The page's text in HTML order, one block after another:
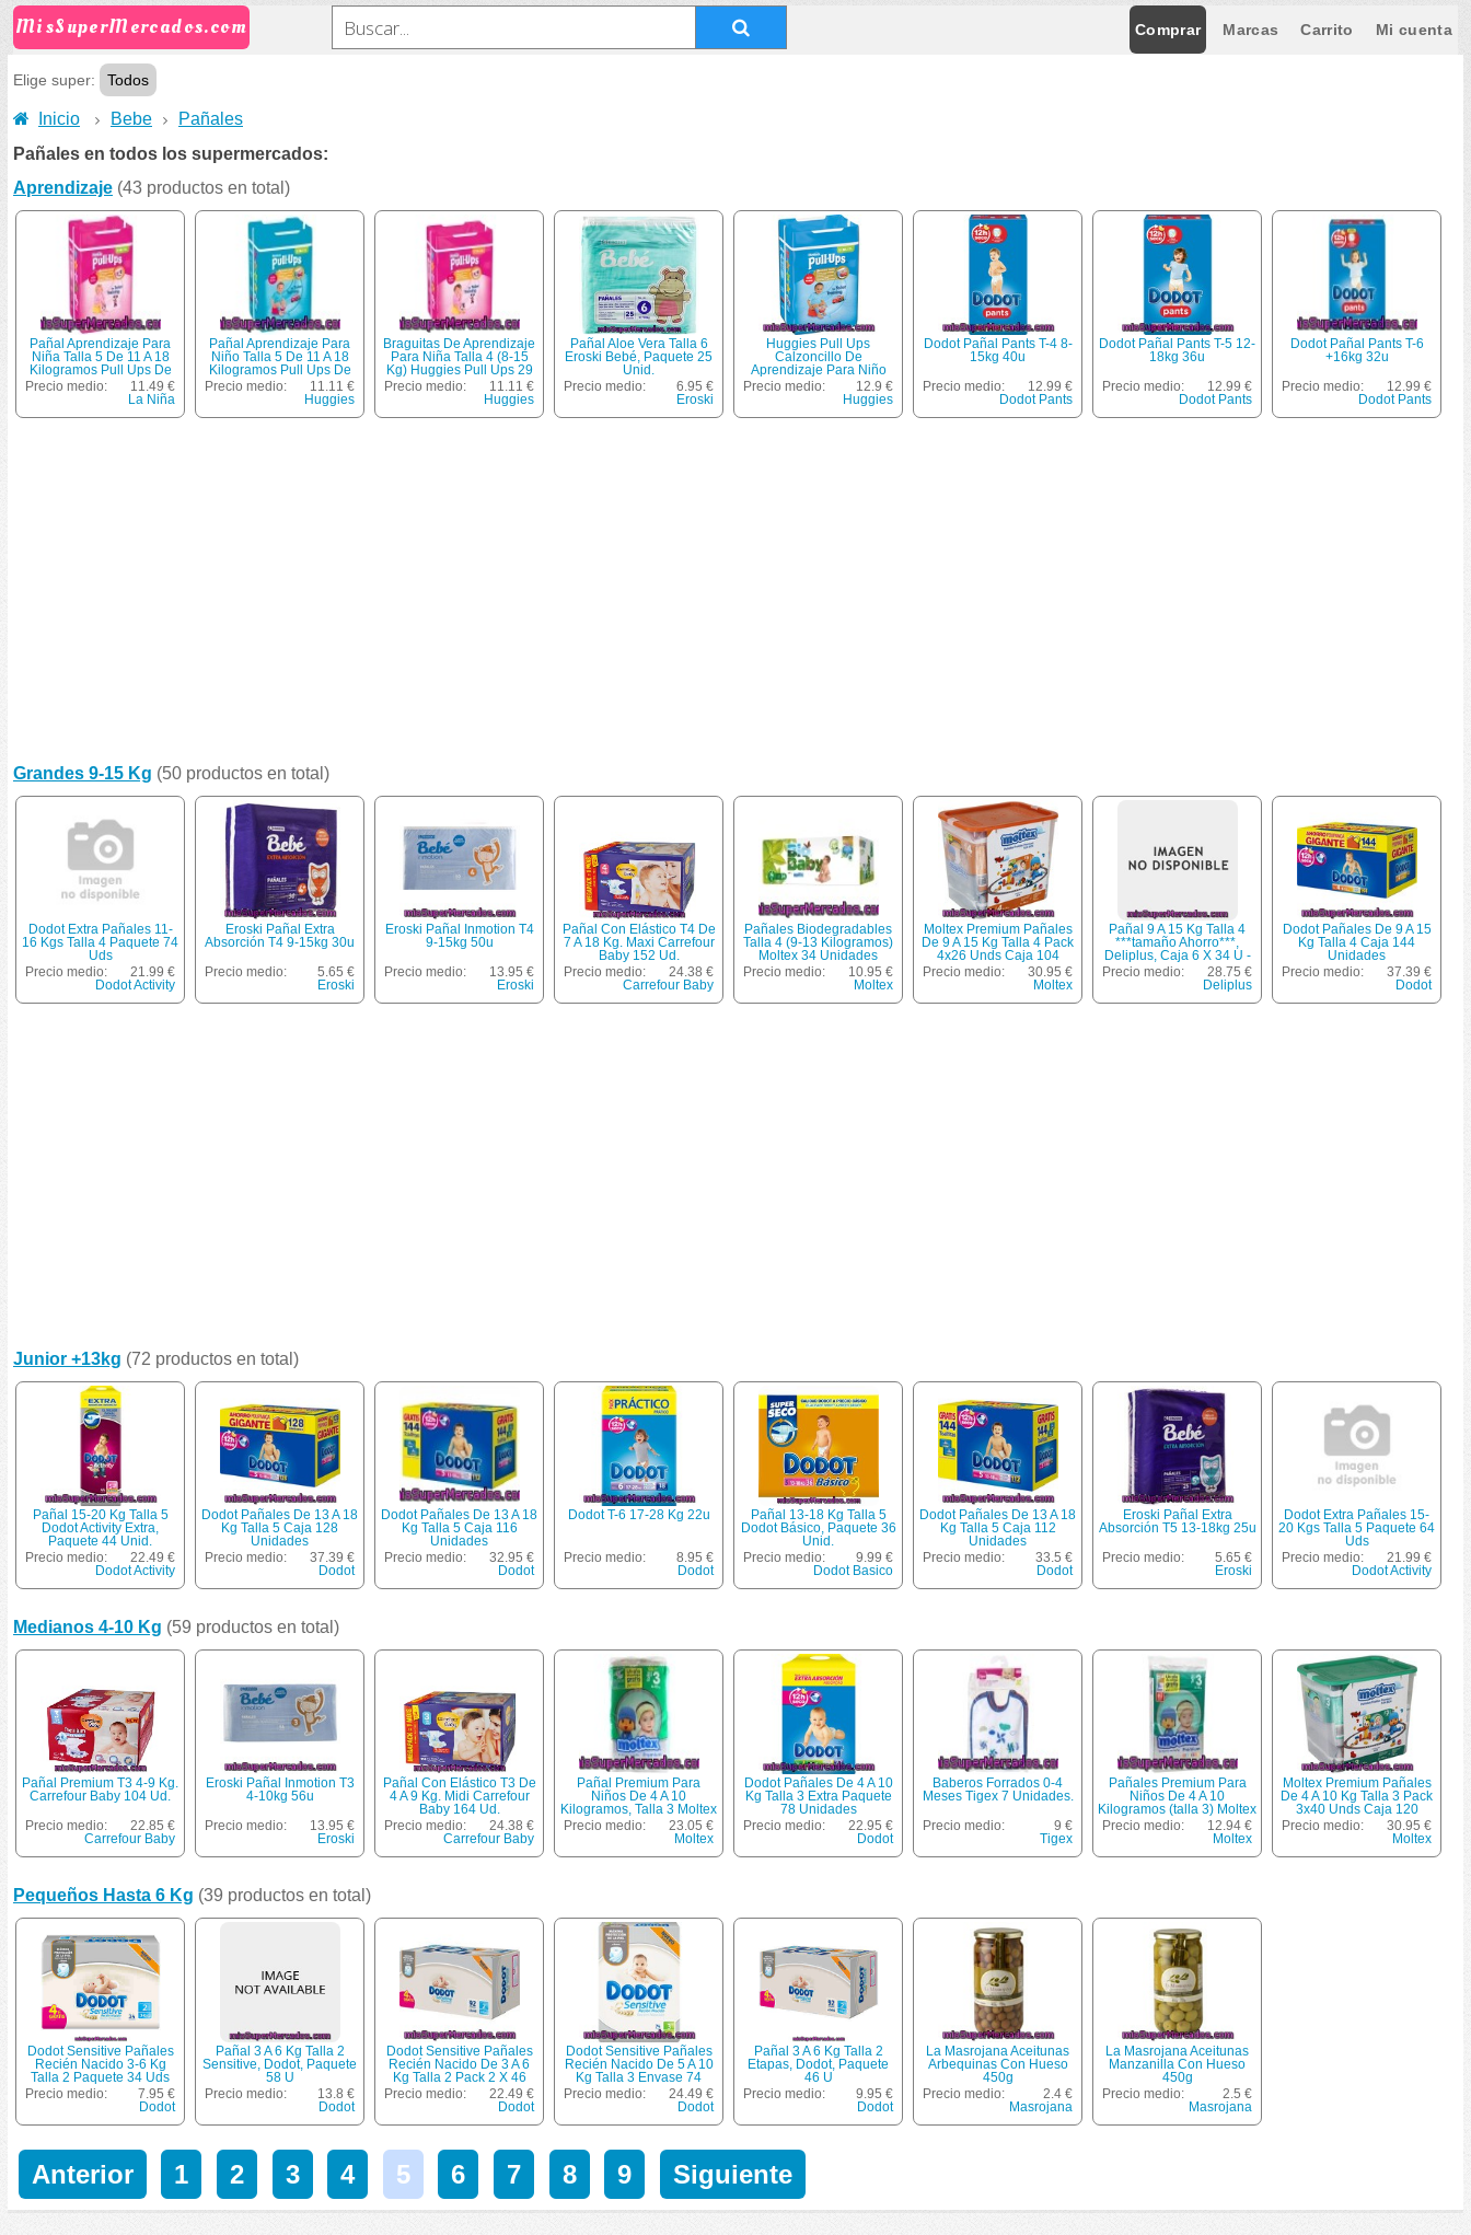
MisSuperMercados.com Comprar Marcas Carrito Mi cuenta
Elige super: Todos
Inicio Bebe
Pañales
Pañales en todos los supermercados:
Aprendizaje (43 productos en total)
Pañal Aprendizaje Para
Niña Talla 5 De 11 A 18
Kilogramos Pull Ups De
Huggies 26 Unidades
Precio medio:
11.49 €
La Niña
Pañal Aprendizaje Para
Niño Talla 5 De 11 A 18
Kilogramos Pull Ups De
Huggies 26 Unidades
Precio medio:
11.11 €
Huggies
Braguitas De Aprendizaje
Para Niña Talla 4 (8-15
Kg) Huggies Pull Ups 29
Unidades
Precio medio:
11.11 €
Huggies
Pañal Aloe Vera Talla 6
Eroski Bebé, Paquete 25
Unid.
Precio medio:
6.95 €
Eroski
Huggies Pull Ups
Calzoncillo De
Aprendizaje Para Niño
Talla 5 11-18 Kg Bolsa 26
Unidades
Precio medio:
12.9 €
Huggies
Dodot Pañal Pants T-4 8-
15kg 40u
Precio medio:
12.99 €
Dodot Pants
Dodot Pañal Pants T-5 12-
18kg 36u
Precio medio:
12.99 €
Dodot Pants
Dodot Pañal Pants T-6
+16kg 32u
Precio medio:
12.99 €
Dodot Pants
Grandes 9-15 Kg (50 productos en total)
Dodot Extra Pañales 11-
16 Kgs Talla 4 Paquete 74
Uds
Precio medio:
21.99 €
Dodot Activity
Eroski Pañal Extra
Absorción T4 9-15kg 30u
Precio medio:
5.65 €
Eroski
Eroski Pañal Inmotion T4
9-15kg 50u
Precio medio:
13.95 €
Eroski
Pañal Con Elástico T4 De
7 A 18 Kg. Maxi Carrefour
Baby 152 Ud.
Precio medio:
24.38 €
Carrefour Baby
Pañales Biodegradables
Talla 4 (9-13 Kilogramos)
Moltex 34 Unidades
Precio medio:
10.95 €
Moltex
Moltex Premium Pañales
De 9 A 15 Kg Talla 4 Pack
4x26 Unds Caja 104
Unidades + 72 Toallitas
Precio medio:
30.95 €
Moltex
Pañal 9 A 15 Kg Talla 4
***tamaño Ahorro***,
Deliplus, Caja 6 X 34 U -
204 U
Precio medio:
28.75 €
Deliplus
Dodot Pañales De 9 A 15
Kg Talla 4 Caja 144
Unidades
Precio medio:
37.39 €
Dodot
Junior +13kg (72 productos en total)
Pañal 15-20 Kg Talla 5
Dodot Activity Extra,
Paquete 44 Unid.
Precio medio:
22.49 €
Dodot Activity
Dodot Pañales De 13 A 18
Kg Talla 5 Caja 128
Unidades
Precio medio:
37.39 €
Dodot
Dodot Pañales De 13 A 18
Kg Talla 5 Caja 116
Unidades
Precio medio:
32.95 €
Dodot
Dodot T-6 17-28 Kg 22u
Precio medio:
8.95 €
Dodot
Pañal 13-18 Kg Talla 5
Dodot Básico, Paquete 36
Unid.
Precio medio:
9.99 €
Dodot Basico
Dodot Pañales De 13 A 18
Kg Talla 5 Caja 112
Unidades
Precio medio:
33.5 €
Dodot
Eroski Pañal Extra
Absorción T5 13-18kg 25u
Precio medio:
5.65 €
Eroski
Dodot Extra Pañales 15-
20 Kgs Talla 5 Paquete 64
Uds
Precio medio:
21.99 €
Dodot Activity
Medianos 4-10 Kg (59 productos en total)
Pañal Premium T3 4-9 Kg.
Carrefour Baby 104 Ud.
Precio medio:
22.85 €
Carrefour Baby
Eroski Pañal Inmotion T3
4-10kg 56u
Precio medio:
13.95 €
Eroski
Pañal Con Elástico T3 De
4 A 9 Kg. Midi Carrefour
Baby 164 Ud.
Precio medio:
24.38 €
Carrefour Baby
Pañal Premium Para
Niños De 4 A 10
Kilogramos, Talla 3 Moltex
108 Unidades
Precio medio:
23.05 €
Moltex
Dodot Pañales De 4 A 10
Kg Talla 3 Extra Paquete
78 Unidades
Precio medio:
22.95 €
Dodot
Baberos Forrados 0-4
Meses Tigex 7 Unidades.
Precio medio:
9 €
Tigex
Pañales Premium Para
Niños De 4 A 10
Kilogramos (talla 3) Moltex
60 Unidades
Precio medio:
12.94 €
Moltex
Moltex Premium Pañales
De 4 A 10 Kg Talla 3 Pack
3x40 Unds Caja 120
Unidades + 72 Toallitas
Precio medio:
30.95 €
Moltex
Pequeños Hasta 6 Kg (39 productos en total)
Dodot Sensitive Pañales
Recién Nacido 3-6 Kg
Talla 2 Paquete 34 Uds
Precio medio:
7.95 €
Dodot
Pañal 3 A 6 Kg Talla 2
Sensitive, Dodot, Paquete
58 U
Precio medio:
13.8 €
Dodot
Dodot Sensitive Pañales
Recién Nacido De 3 A 6
Kg Talla 2 Pack 2 X 46
Unidades Paquete 92
Precio medio:
22.49 €
Dodot
Dodot Sensitive Pañales
Recién Nacido De 5 A 10
Kg Talla 3 Envase 74
Unidades
Precio medio:
24.49 €
Dodot
Pañal 3 A 6 Kg Talla 2
Etapas, Dodot, Paquete
46 U
Precio medio:
9.95 €
Dodot
La Masrojana Aceitunas
Arbequinas Con Hueso
450g
Precio medio:
2.4 €
Masrojana
La Masrojana Aceitunas
Manzanilla Con Hueso
450g
Precio medio:
2.5 €
Masrojana
Anterior 1 2 3 4 5 6 7 8 9 Siguiente